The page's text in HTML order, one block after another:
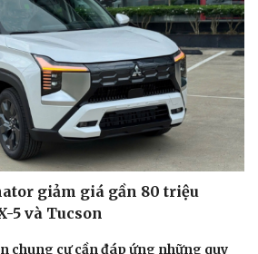
Công nghệ
Sành điệu
Tin Công nghệ
Trải nghiệm
giảm giá gần 80 triệu
5 và Tucson
chung cư cần đáp ứng những quy